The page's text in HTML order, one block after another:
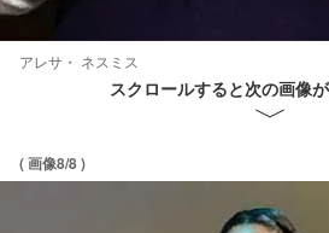
アレサ・ ネスミス
スクロールすると次の画像
( 画像8/8 )